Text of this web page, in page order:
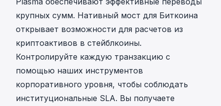
крупных сумм. Нативный мост для Биткоина
открывает возможности для расчетов из
криптоактивов в стейблкоины.
Контролируйте каждую транзакцию с
помощью наших инструментов
корпоративного уровня, чтобы соблюдать
институциональные SLA. Вы получаете